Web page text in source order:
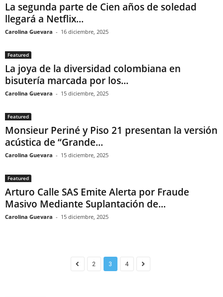
La segunda parte de Cien años de soledad
llegará a Netflix...
Carolina Guevara - 16 diciembre, 2025
Featured
La joya de la diversidad colombiana en
bisutería marcada por los...
Carolina Guevara - 15 diciembre, 2025
Featured
Monsieur Periné y Piso 21 presentan la versión
acústica de “Grande...
Carolina Guevara - 15 diciembre, 2025
Featured
Arturo Calle SAS Emite Alerta por Fraude
Masivo Mediante Suplantación de...
Carolina Guevara - 15 diciembre, 2025
2 3 4